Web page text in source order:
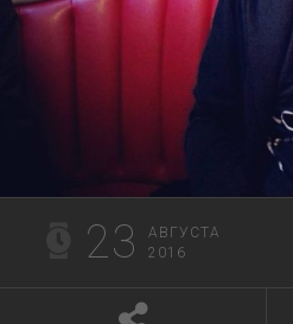
23
АВГУСТА
2016